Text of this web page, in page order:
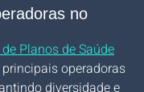
no
Planos de Saúde
operadoras
diversidade e